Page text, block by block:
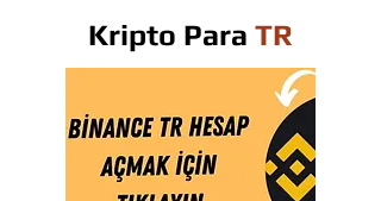
Kripto Para TR